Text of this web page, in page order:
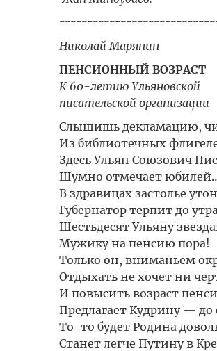
Николай Марянин
ПЕНСИОННЫЙ ВОЗРАСТ
К 60-летию Ульяновской
писательской организации
Слышишь декламацию,
Из библиотечных
Здесь Ульян Союзович
Шумно отмечает
В здравицах застолье
Губернатор терпит до
Шестьдесят Ульяну
Мужику на пенсию пора!
Только он, вниманьем
Отдыхать не хочет ни
И повысить возраст
Предлагает Кудрину — до
То-то будет Родина
Станет легче Путину в